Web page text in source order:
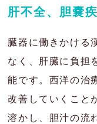
腎臓の病気
目の病気
がん・腫瘍
よくあるご質問
肝不全、胆嚢
臓器に働きかける
なく、肝臓に負担
能です。西洋の治
改善していくこと
溶かし、胆汁の流